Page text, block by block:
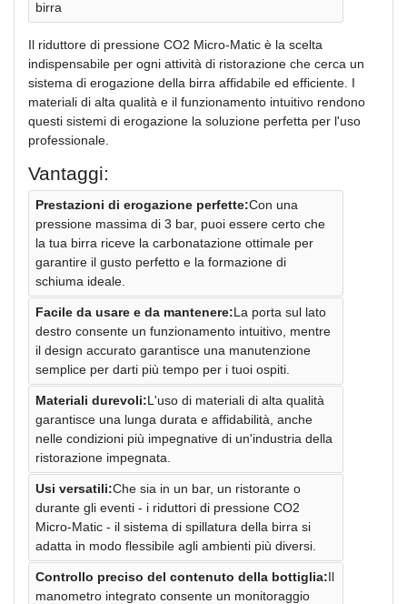
birra
Il riduttore di pressione CO2 Micro-Matic è la scelta
indispensabile per ogni attività di ristorazione che cerca un
sistema di erogazione della birra affidabile ed efficiente. I
materiali di alta qualità e il funzionamento intuitivo rendono
questi sistemi di erogazione la soluzione perfetta per l'uso
professionale.
Vantaggi:
Prestazioni di erogazione perfette:Con una
pressione massima di 3 bar, puoi essere certo che
la tua birra riceve la carbonatazione ottimale per
garantire il gusto perfetto e la formazione di
schiuma ideale.
Facile da usare e da mantenere:La porta sul lato
destro consente un funzionamento intuitivo, mentre
il design accurato garantisce una manutenzione
semplice per darti più tempo per i tuoi ospiti.
Materiali durevoli:L'uso di materiali di alta qualità
garantisce una lunga durata e affidabilità, anche
nelle condizioni più impegnative di un'industria della
ristorazione impegnata.
Usi versatili:Che sia in un bar, un ristorante o
durante gli eventi - i riduttori di pressione CO2
Micro-Matic - il sistema di spillatura della birra si
adatta in modo flessibile agli ambienti più diversi.
Controllo preciso del contenuto della bottiglia:Il
manometro integrato consente un monitoraggio